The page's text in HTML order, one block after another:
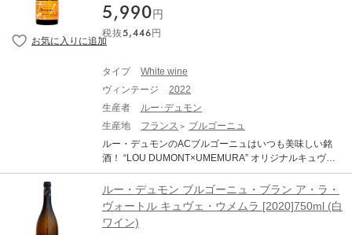
ン・クリュ ヴァルミュール 生産地：フランス ブルゴー
ニュ シャブリ 原産地呼称：AOC. CHABLIS ぶどう品
種：シャルドネ 100% アルコール度数：13.0% 味わい：
ールドヴィンテージのワインは必ず休息させることが必
要です。休ませずに抜栓してしまうと本来の味わいは全
てください。 ●古酒特有のボトル傷や汚れがございま
す。 ●澱がございますので、商品到着後はボトルを立て
た状態で、澱が沈み落ち着くまで休息させてから(最低で
も1か月、出来れば2カ月以上)抜栓してください。 ●熟成
ンガ色に）や、香り、味わいが複雑に変化している可能
性があります。これらは古酒の特徴です。 熟成されたワ
イン(古酒)ですのでボトルバリエーション等ございます。
それをご理解頂いた上でのご購入をお願い致します。
モンにクルチエ達がビン買い(『シュル・ピル』といいま
す)条件で持ち込んでくる古酒。それらの中から、コスト
パフォーマンスが抜群なものだけを仲田さんが厳選して
ア・セレクション」の「レア」は、『レアちゃん』と、
『レアもの』をかけたもの)。これぞまさしく、ブルゴー
ニュ古酒の『いいとこどり』であります。尚、セレクシ
ョン各古酒の生産者名は非公開です。あくまでも『仲田
印』です。 Lou Dumont Lea Selection Meursault Les Gr
ソー レ・グラン・シャロン 生産地：フランス ブルゴー
ニュ コート・ド・ボーヌ ムルソー 原産地呼称：AOC. M
度数：13.0% 味わい：白ワイン 辛口 【古酒について、当
店からのお願い】 オールドヴィンテージのワインは必ず
休息させることが必要です。休ませずに抜栓してしまう
5,990 円
税抜5,446 円
タイプ
White wine
ヴィンテージ
2022
生産者
ルー･デュモン
生産地
フランス
ブルゴーニュ
ルー・デュモンのACブルゴーニュはいつも美味しい銘
酒！ “LOU DUMONT×UMEMURA” オリジナルキュヴ
ェ！ A la votreとはフランス語で「乾杯！」の意です。 ル
ー・デュモンは日本人醸造家の仲田晃司氏が設立したネ
ゴシアン。 仲田氏は、大学生時代にアルバイト先のフレ
ンチレストランでワインに出会い、「いつか自分の手で
ワインを造ってみたい」という夢を抱き、1995年に単身
ルー・デュモン ブルゴーニュ・ブラン ア・ラ・
ヴォートル キュヴェ・ウメムラ [2020]750ml (白
ワイン)